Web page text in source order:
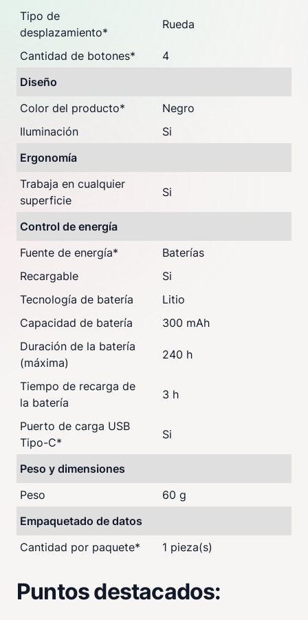
Tipo de
desplazamiento*
Rueda
Cantidad de botones*
4
Diseño
Color del producto*
Negro
Iluminación
Si
Ergonomía
Trabaja en cualquier
superficie
Si
Control de energía
Fuente de energía*
Baterías
Recargable
Si
Tecnología de batería
Litio
Capacidad de batería
300 mAh
Duración de la batería
(máxima)
240 h
Tiempo de recarga de
la batería
3 h
Puerto de carga USB
Tipo-C*
Si
Peso y dimensiones
Peso
60 g
Empaquetado de datos
Cantidad por paquete* 1 pieza(s)
Puntos destacados: